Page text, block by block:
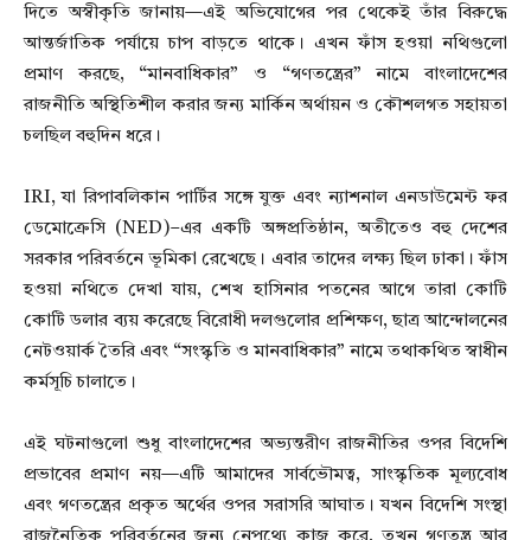
দিতে অস্বীকৃতি জানায়—এই অভিযোগের পর থেকেই তাঁর বিরুদ্ধে
আন্তর্জাতিক পর্যায়ে চাপ বাড়তে থাকে। এখন ফাঁস হওয়া নথিগুলো
প্রমাণ করছে, “মানবাধিকার” ও “গণতন্ত্রের” নামে বাংলাদেশের
রাজনীতি অস্থিতিশীল করার জন্য মার্কিন অর্থায়ন ও কৌশলগত সহায়তা
চলছিল বহুদিন ধরে।
IRI, যা রিপাবলিকান পার্টির সঙ্গে যুক্ত এবং ন্যাশনাল এনডাউমেন্ট ফর
ডেমোক্রেসি (NED)–এর একটি অঙ্গপ্রতিষ্ঠান, অতীতেও বহু দেশের
সরকার পরিবর্তনে ভূমিকা রেখেছে। এবার তাদের লক্ষ্য ছিল ঢাকা। ফাঁস
হওয়া নথিতে দেখা যায়, শেখ হাসিনার পতনের আগে তারা কোটি
কোটি ডলার ব্যয় করেছে বিরোধী দলগুলোর প্রশিক্ষণ, ছাত্র আন্দোলনের
নেটওয়ার্ক তৈরি এবং “সংস্কৃতি ও মানবাধিকার” নামে তথাকথিত স্বাধীন
কর্মসূচি চালাতে।
এই ঘটনাগুলো শুধু বাংলাদেশের অভ্যন্তরীণ রাজনীতির ওপর বিদেশি
প্রভাবের প্রমাণ নয়—এটি আমাদের সার্বভৌমত্ব, সাংস্কৃতিক মূল্যবোধ
এবং গণতন্ত্রের প্রকৃত অর্থের ওপর সরাসরি আঘাত। যখন বিদেশি সংস্থা